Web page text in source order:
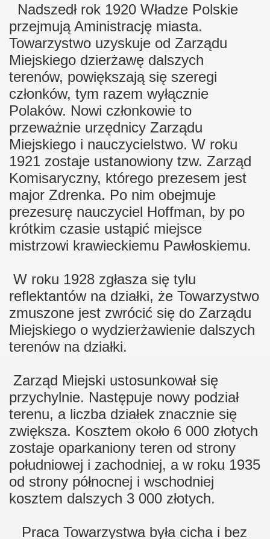
Nadszedł rok 1920 Władze Polskie
przejmują Aministrację miasta.
Towarzystwo uzyskuje od Zarządu
Miejskiego dzierżawę dalszych
terenów, powiększają się szeregi
członków, tym razem wyłącznie
Polaków. Nowi członkowie to
przeważnie urzędnicy Zarządu
Miejskiego i nauczycielstwo. W roku
1921 zostaje ustanowiony tzw. Zarząd
Komisaryczny, którego prezesem jest
major Zdrenka. Po nim obejmuje
prezesurę nauczyciel Hoffman, by po
krótkim czasie ustąpić miejsce
mistrzowi krawieckiemu Pawłoskiemu.
W roku 1928 zgłasza się tylu
reflektantów na działki, że Towarzystwo
zmuszone jest zwrócić się do Zarządu
Miejskiego o wydzierżawienie dalszych
terenów na działki.
Zarząd Miejski ustosunkował się
przychylnie. Następuje nowy podział
terenu, a liczba działek znacznie się
zwiększa. Kosztem około 6 000 złotych
zostaje oparkaniony teren od strony
południowej i zachodniej, a w roku 1935
od strony północnej i wschodniej
kosztem dalszych 3 000 złotych.
Praca Towarzystwa była cicha i bez